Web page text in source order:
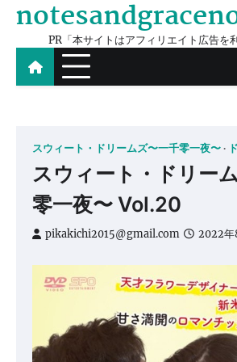
Skip
contentPR「本サイトはアフィリエイト広告を
スウィート・ドリームズ〜一千零一夜〜
スウィート・ドリー
零一夜〜 Vol.20
pikakichi2015@gmail.com 2022年